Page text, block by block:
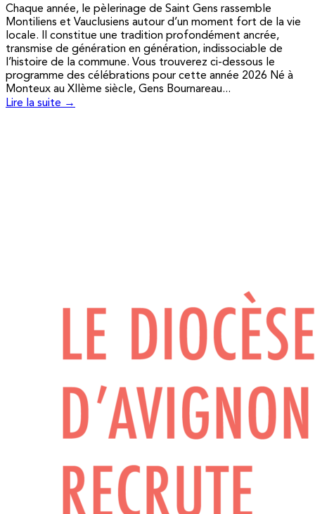
Chaque année, le pèlerinage de Saint Gens rassemble
Montiliens et Vauclusiens autour d’un moment fort de la vie
locale. Il constitue une tradition profondément ancrée,
transmise de génération en génération, indissociable de
l’histoire de la commune. Vous trouverez ci-dessous le
programme des célébrations pour cette année 2026 Né à
Monteux au XIIème siècle, Gens Bournareau...
Lire la suite →